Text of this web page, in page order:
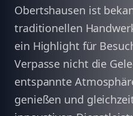
Obertshausen ist
traditionellen
ein Highlight für
Verpasse nicht die
entspannte
genießen und